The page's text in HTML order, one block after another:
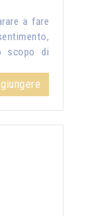
a fare
scopo di